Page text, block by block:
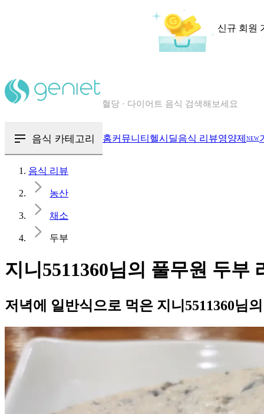
신규 회원
칼로리와 영양성분을 검색해보세요
음식 카테고리 홈커뮤니티 헬시딜음식 리뷰영양제 NEW
음식 리뷰
농산
채소
두부
지니5511360님의 풀무원 두부
저녁에 일반식으로 먹은 지니5511360님